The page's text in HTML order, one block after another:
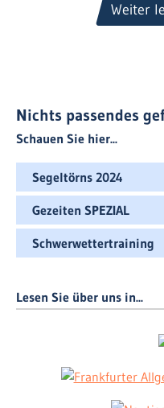
Weiter
Nichts passendes
Schauen Sie hier...
Segeltörns 2024
Gezeiten SPEZIAL
Schwerwettertraining
Lesen Sie über uns in...